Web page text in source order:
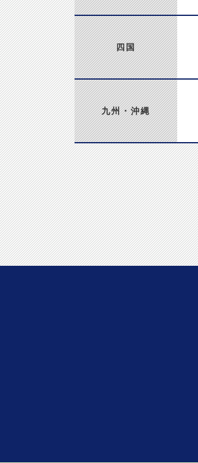
四国
九州・沖縄